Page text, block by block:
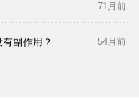
71月前
副作用？ 54月前